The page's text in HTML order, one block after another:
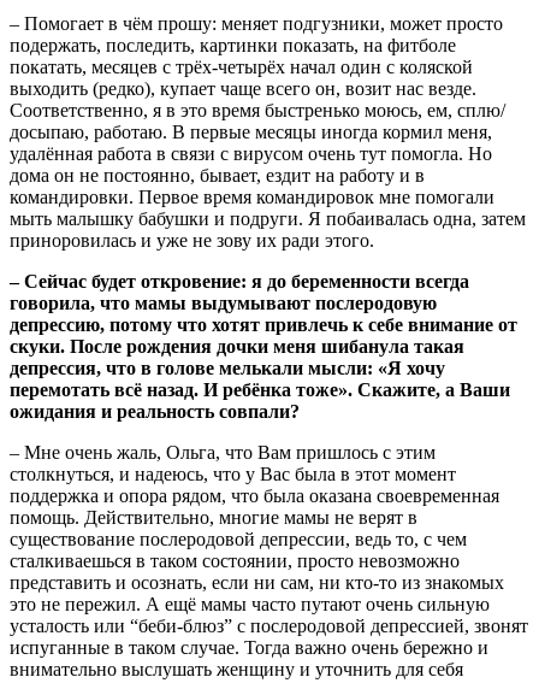
– Помогает в чём прошу: меняет подгузники, может просто
подержать, последить, картинки показать, на фитболе
покатать, месяцев с трёх-четырёх начал один с коляской
выходить (редко), купает чаще всего он, возит нас везде.
Соответственно, я в это время быстренько моюсь, ем, сплю/
досыпаю, работаю. В первые месяцы иногда кормил меня,
удалённая работа в связи с вирусом очень тут помогла. Но
дома он не постоянно, бывает, ездит на работу и в
командировки. Первое время командировок мне помогали
мыть малышку бабушки и подруги. Я побаивалась одна, затем
приноровилась и уже не зову их ради этого.
– Сейчас будет откровение: я до беременности всегда
говорила, что мамы выдумывают послеродовую
депрессию, потому что хотят привлечь к себе внимание от
скуки. После рождения дочки меня шибанула такая
депрессия, что в голове мелькали мысли: «Я хочу
перемотать всё назад. И ребёнка тоже». Скажите, а Ваши
ожидания и реальность совпали?
– Мне очень жаль, Ольга, что Вам пришлось с этим
столкнуться, и надеюсь, что у Вас была в этот момент
поддержка и опора рядом, что была оказана своевременная
помощь. Действительно, многие мамы не верят в
существование послеродовой депрессии, ведь то, с чем
сталкиваешься в таком состоянии, просто невозможно
представить и осознать, если ни сам, ни кто-то из знакомых
это не пережил. А ещё мамы часто путают очень сильную
усталость или “беби-блюз” с послеродовой депрессией, звонят
испуганные в таком случае. Тогда важно очень бережно и
внимательно выслушать женщину и уточнить для себя